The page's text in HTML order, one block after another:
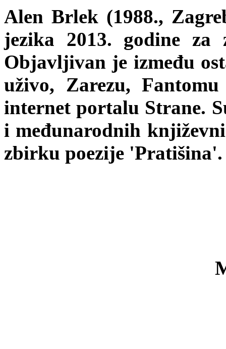
Alen Brlek (1988.,
jezika 2013. godine za
Objavljivan je između
uživo, Zarezu,
internet portalu Strane.
i međunarodnih
zbirku poezije 'Pratišina'.